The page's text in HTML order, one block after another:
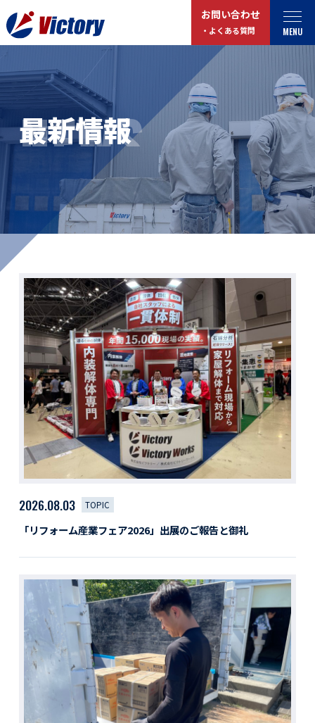
MENU
お問い合わせ
・よくある質問
トップ
事業紹介
総合解体 / 解体事業
産業廃棄物収集/ 運搬
企業概要
私たちについて
サステナビリティ
活動レポート
最新情報
お役立ちコラム
プライバシーポリシー
お問い合わせ
よくある質問
採用情報
社員紹介
社員インタビュー
育休取得者インタビュー
福利厚生
募集要項一覧
ドライバー職場体験
採用エントリー
よくある質問
サイト内検索
最新情報
NEWS
2026.08.03 TOPIC
「リフォーム産業フェア2026」出展のご報告と御礼